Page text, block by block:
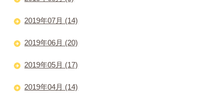
2019年07月 (14)
2019年06月 (20)
2019年05月 (17)
2019年04月 (14)